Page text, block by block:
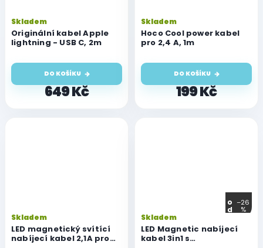
Originální kabel Apple
lightning - USB C, 2m
Skladem
649 Kč
DO KOŠÍKU
Hoco Cool power kabel
pro 2,4 A, 1m
Skladem
199 Kč
DO KOŠÍKU
LED magnetický svítící
nabíjecí kabel 2,1A pro
Skladem
o
d
–26
%
LED Magnetic nabíjecí
kabel 3in1 s
Skladem